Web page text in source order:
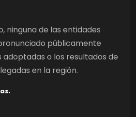
ninguna de las entidades
públicamente
adoptadas o los resultados de
en la región.